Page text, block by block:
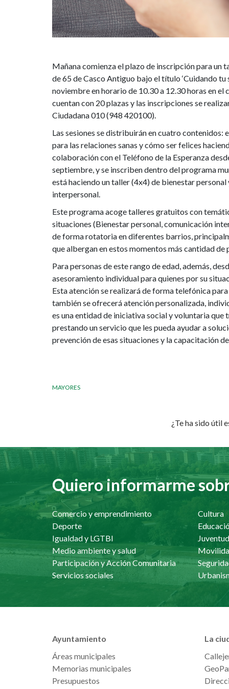
Mañana comienza el plazo de inscripción para un
de 65 de Casco Antiguo bajo el título ‘Cuidando tu
noviembre en horario de 10.30 a 12.30 horas en
cuentan con 20 plazas y las inscripciones se
Ciudadana 010 (948 420100).
Las sesiones se distribuirán en cuatro contenidos:
para las relaciones sanas y cómo ser felices
colaboración con el Teléfono de la Esperanza
septiembre, y se inscriben dentro del programa
está haciendo un taller (4x4) de bienestar
interpersonal.
Este programa acoge talleres gratuitos con
situaciones (Bienestar personal, comunicación
de forma rotatoria en diferentes barrios,
que albergan en estos momentos más cantidad de
Para personas de este rango de edad, además,
asesoramiento individual para quienes por su
Esta atención se realizará de forma telefónica
también se ofrecerá atención personalizada,
es una entidad de iniciativa social y voluntaria que
prestando un servicio que les pueda ayudar a
prevención de esas situaciones y la capacitación
MAYORES
¿Te ha sido útil
Quiero informarme
Comercio y emprendimiento
Cultura
Deporte
Igualdad y LGTBI
Juventud
Medio ambiente y salud
Participación y Acción Comunitaria
Servicios sociales
Ayuntamiento
Áreas municipales
Memorias municipales
Presupuestos
La